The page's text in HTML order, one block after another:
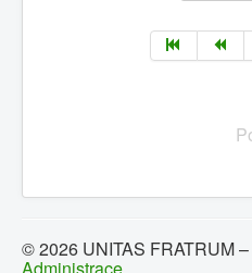
© 2026 UNITAS FRATRUM
Administrace